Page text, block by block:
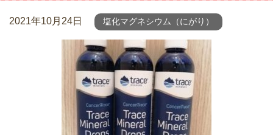
2021年10月24日 塩化マグネシウム（にがり）